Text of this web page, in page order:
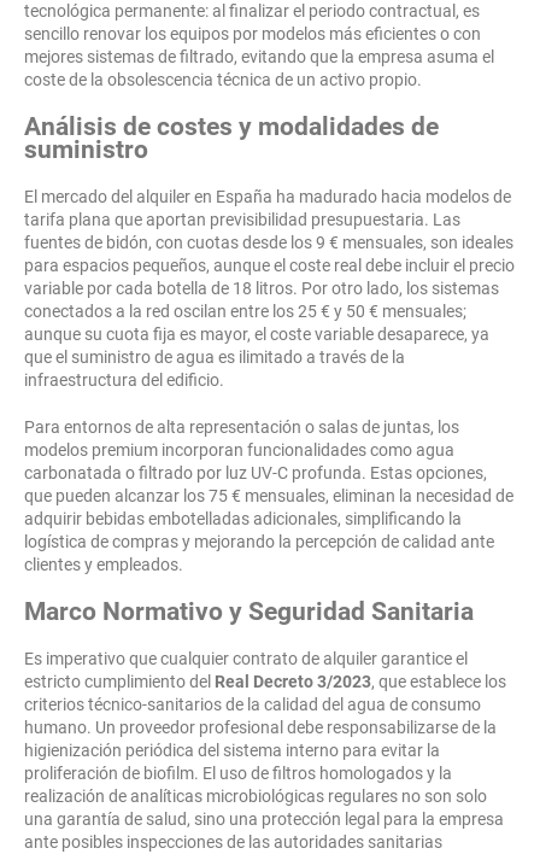
tecnológica permanente: al finalizar el periodo contractual, es
sencillo renovar los equipos por modelos más eficientes o con
mejores sistemas de filtrado, evitando que la empresa asuma el
coste de la obsolescencia técnica de un activo propio.
Análisis de costes y modalidades de
suministro
El mercado del alquiler en España ha madurado hacia modelos de
tarifa plana que aportan previsibilidad presupuestaria. Las
fuentes de bidón, con cuotas desde los 9 € mensuales, son ideales
para espacios pequeños, aunque el coste real debe incluir el precio
variable por cada botella de 18 litros. Por otro lado, los sistemas
conectados a la red oscilan entre los 25 € y 50 € mensuales;
aunque su cuota fija es mayor, el coste variable desaparece, ya
que el suministro de agua es ilimitado a través de la
infraestructura del edificio.
Para entornos de alta representación o salas de juntas, los
modelos premium incorporan funcionalidades como agua
carbonatada o filtrado por luz UV-C profunda. Estas opciones,
que pueden alcanzar los 75 € mensuales, eliminan la necesidad de
adquirir bebidas embotelladas adicionales, simplificando la
logística de compras y mejorando la percepción de calidad ante
clientes y empleados.
Marco Normativo y Seguridad Sanitaria
Es imperativo que cualquier contrato de alquiler garantice el
estricto cumplimiento del Real Decreto 3/2023, que establece los
criterios técnico-sanitarios de la calidad del agua de consumo
humano. Un proveedor profesional debe responsabilizarse de la
higienización periódica del sistema interno para evitar la
proliferación de biofilm. El uso de filtros homologados y la
realización de analíticas microbiológicas regulares no son solo
una garantía de salud, sino una protección legal para la empresa
ante posibles inspecciones de las autoridades sanitarias